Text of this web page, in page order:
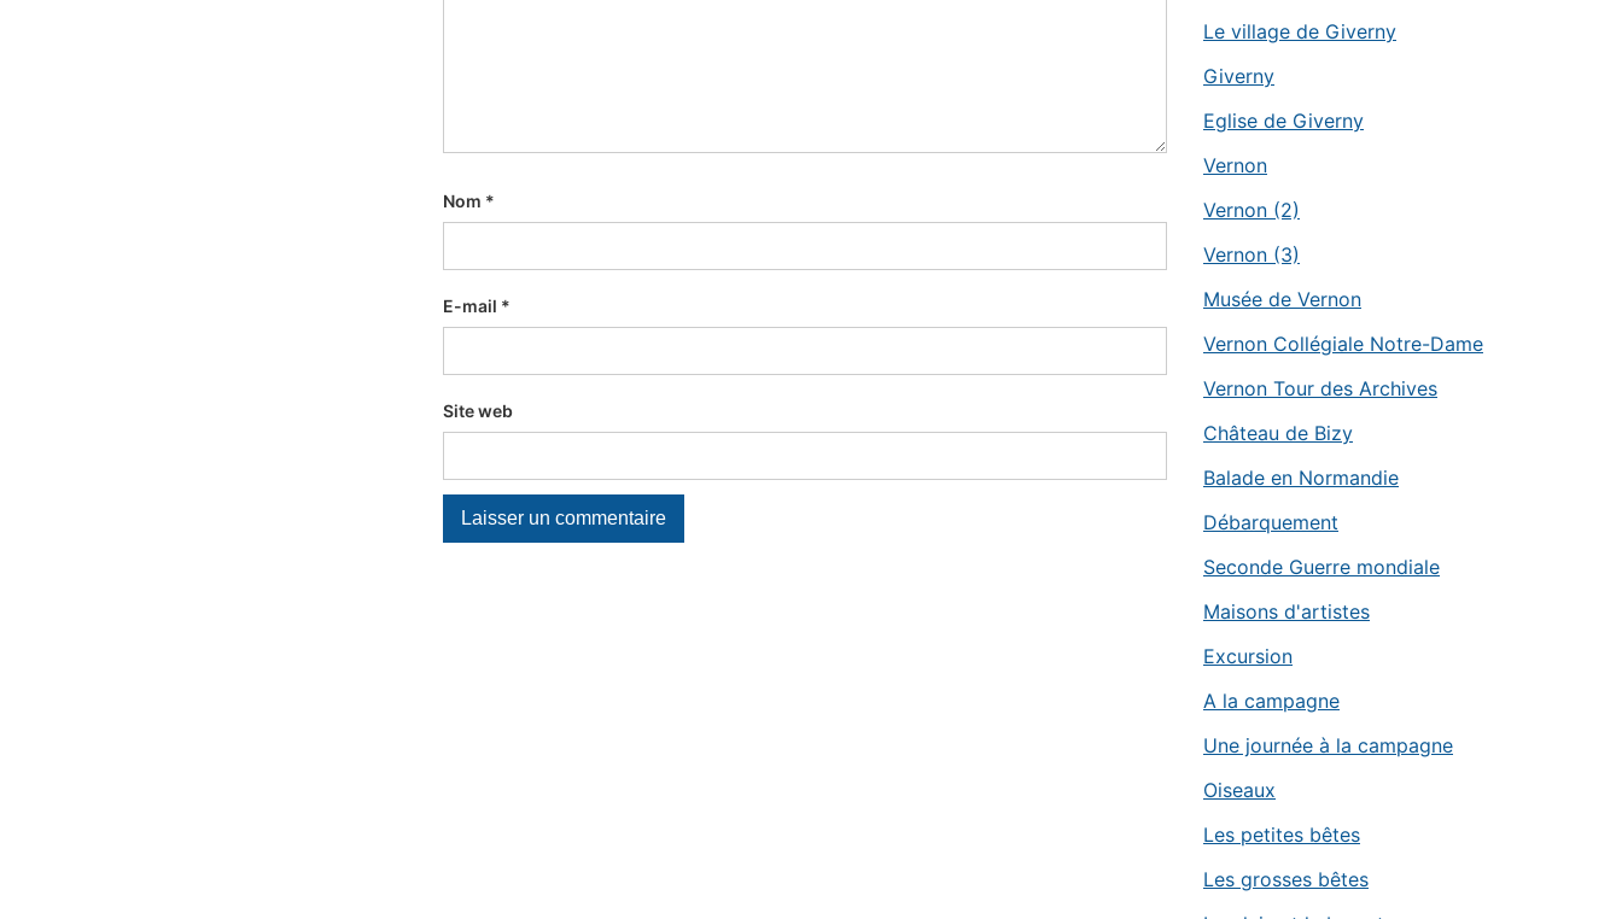
Nom *
E-mail *
Site web
Le village de Giverny
Giverny
Eglise de Giverny
Vernon
Vernon (2)
Vernon (3)
Musée de Vernon
Vernon Collégiale Notre-Dame
Vernon Tour des Archives
Château de Bizy
Balade en Normandie
Débarquement
Seconde Guerre mondiale
Maisons d'artistes
Excursion
A la campagne
Une journée à la campagne
Oiseaux
Les petites bêtes
Les grosses bêtes